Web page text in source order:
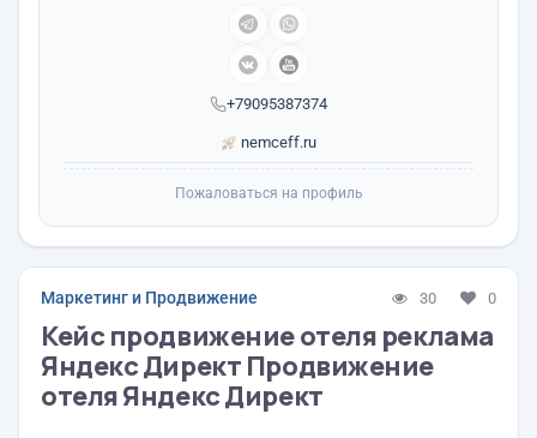
+79095387374
nemceff.ru
Пожаловаться на профиль
Маркетинг и Продвижение 30 0
Кейс продвижение отеля реклама
Яндекс Директ Продвижение
отеля Яндекс Директ